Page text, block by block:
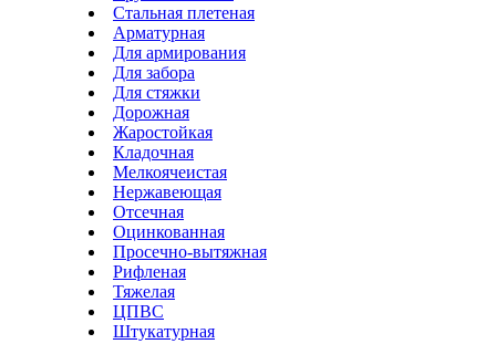
Стальная плетеная
Арматурная
Для армирования
Для забора
Для стяжки
Дорожная
Жаростойкая
Кладочная
Мелкоячеистая
Нержавеющая
Отсечная
Оцинкованная
Просечно-вытяжная
Рифленая
Тяжелая
ЦПВС
Штукатурная